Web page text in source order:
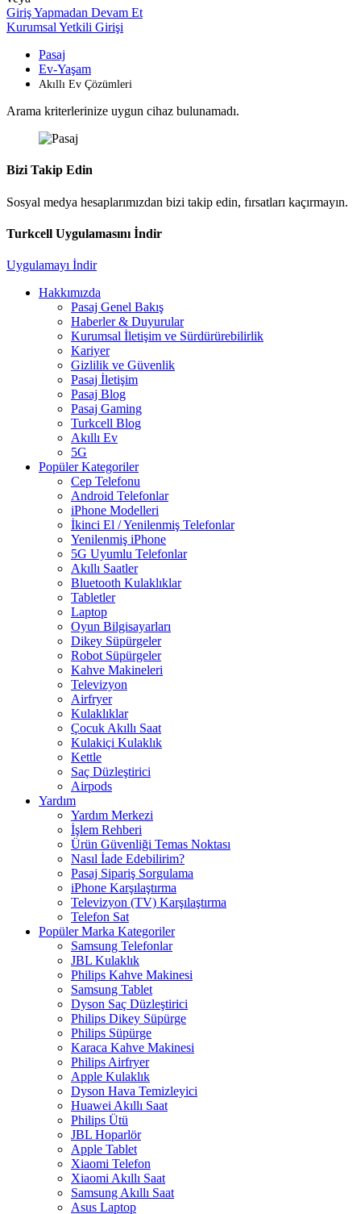
Giriş Yapmadan Devam Et
Kurumsal Yetkili Girişi
Pasaj
Ev-Yaşam
Akıllı Ev Çözümleri
Arama kriterlerinize uygun cihaz bulunamadı.
Bizi Takip Edin
Sosyal medya hesaplarımızdan bizi takip edin, fırsatları kaçırmayın.
Turkcell Uygulamasını İndir
Uygulamayı İndir
Hakkımızda
Pasaj Genel Bakış
Haberler & Duyurular
Kurumsal İletişim ve Sürdürürebilirlik
Kariyer
Gizlilik ve Güvenlik
Pasaj İletişim
Pasaj Blog
Pasaj Gaming
Turkcell Blog
Akıllı Ev
5G
Popüler Kategoriler
Cep Telefonu
Android Telefonlar
iPhone Modelleri
İkinci El / Yenilenmiş Telefonlar
Yenilenmiş iPhone
5G Uyumlu Telefonlar
Akıllı Saatler
Bluetooth Kulaklıklar
Tabletler
Laptop
Oyun Bilgisayarları
Dikey Süpürgeler
Robot Süpürgeler
Kahve Makineleri
Televizyon
Airfryer
Kulaklıklar
Çocuk Akıllı Saat
Kulakiçi Kulaklık
Kettle
Saç Düzleştirici
Airpods
Yardım
Yardım Merkezi
İşlem Rehberi
Ürün Güvenliği Temas Noktası
Nasıl İade Edebilirim?
Pasaj Sipariş Sorgulama
iPhone Karşılaştırma
Televizyon (TV) Karşılaştırma
Telefon Sat
Popüler Marka Kategoriler
Samsung Telefonlar
JBL Kulaklık
Philips Kahve Makinesi
Samsung Tablet
Dyson Saç Düzleştirici
Philips Dikey Süpürge
Philips Süpürge
Karaca Kahve Makinesi
Philips Airfryer
Apple Kulaklık
Dyson Hava Temizleyici
Huawei Akıllı Saat
Philips Ütü
JBL Hoparlör
Apple Tablet
Xiaomi Telefon
Xiaomi Akıllı Saat
Samsung Akıllı Saat
Asus Laptop